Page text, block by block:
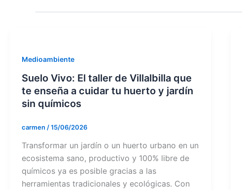
Medioambiente
Suelo Vivo: El taller de Villalbilla que
te enseña a cuidar tu huerto y jardín
sin químicos
carmen /15/06/2026
Transformar un jardín o un huerto urbano en un
ecosistema sano, productivo y 100% libre de
químicos ya es posible gracias a las
herramientas tradicionales y ecológicas. Con